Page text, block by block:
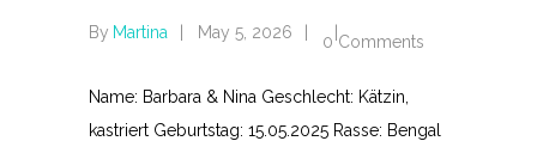
By Martina May 5, 2026 0 Comments
Name: Barbara & Nina Geschlecht: Kätzin,
kastriert Geburtstag: 15.05.2025 Rasse: Bengal